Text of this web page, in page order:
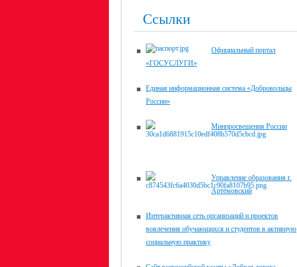
Ссылки
Официальный портал
«ГОСУСЛУГИ»
Единая информационная система «Добровольцы
России»
Минпросвещения России
Управление образования г.
Артёмовский
Интерактивная сеть организаций и проектов
вовлечения обучающихся и студентов в активную
социальную практику